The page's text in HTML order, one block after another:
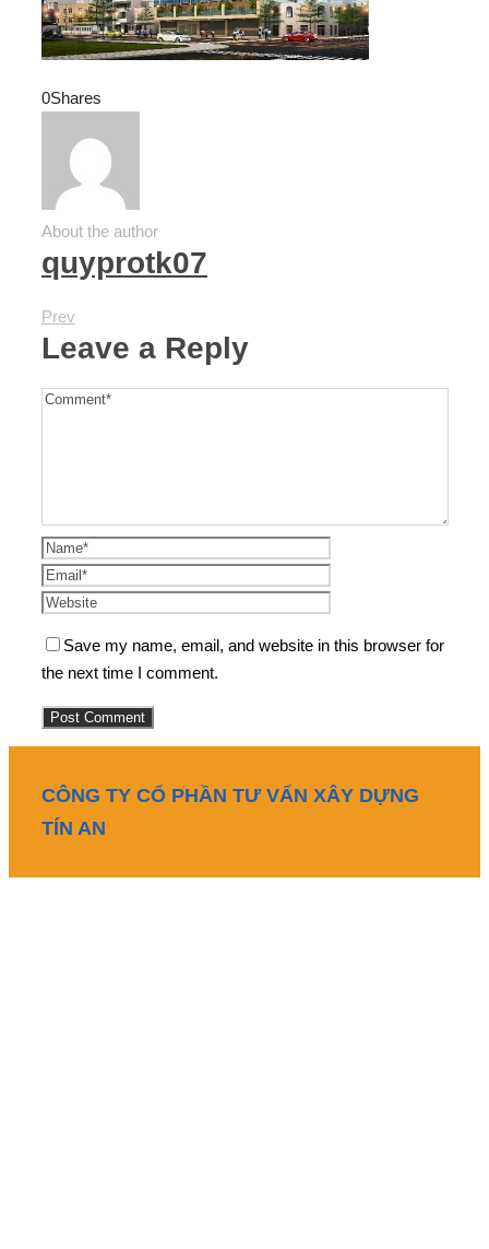
0Shares
About the author
quyprotk07
Prev
Leave a Reply
Save my name, email, and website in this browser for
the next time I comment.
CÔNG TY CỔ PHẦN TƯ VẤN XÂY DỰNG
TÍN AN